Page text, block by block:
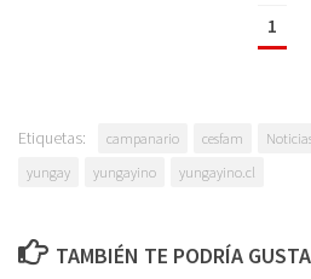
1
Etiquetas: campanario cesfam
yungay
yungayino yungayino.cl
TAMBIÉN TE PODRÍA